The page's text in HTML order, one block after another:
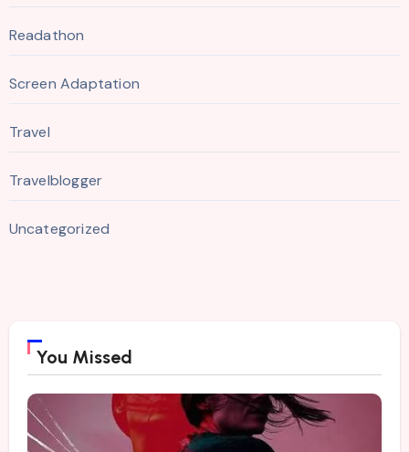
Readathon
Screen Adaptation
Travel
Travelblogger
Uncategorized
You Missed